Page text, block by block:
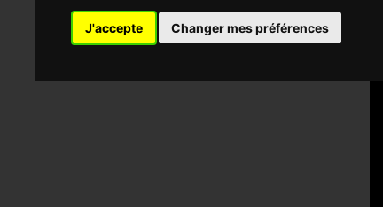
J'accepte Changer mes préférences